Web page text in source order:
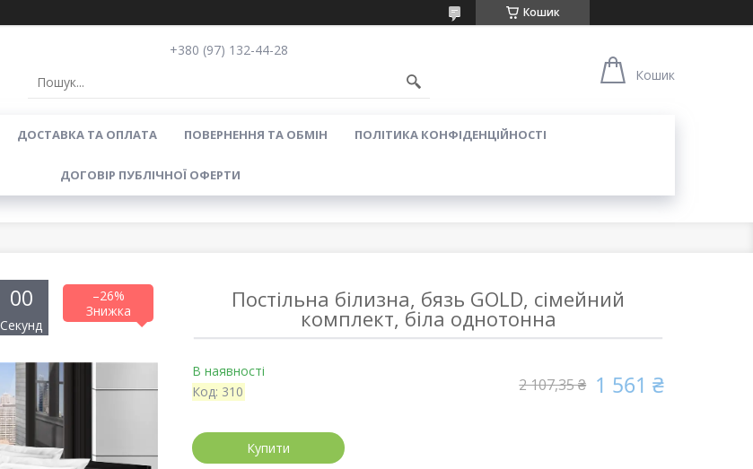
Кошик
+380 (97) 132-44-28
Кошик
ДОСТАВКА ТА ОПЛАТА ПОВЕРНЕННЯ ТА ОБМІН ПОЛІТИКА КОНФІДЕНЦІЙНОСТІ
ДОГОВІР ПУБЛІЧНОЇ ОФЕРТИ
–26%
00
Секунд
Постільна білизна, бязь GOLD, сімейний
комплект, біла однотонна
В наявності
Код: 310 2 107,35 ₴ 1 561 ₴
Купити